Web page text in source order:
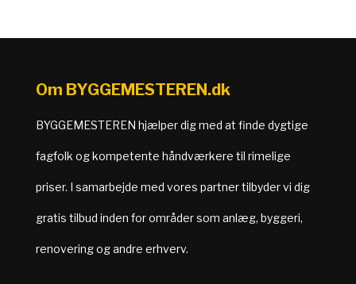
Om BYGGEMESTEREN.dk
BYGGEMESTEREN hjælper dig med at finde dygtige
fagfolk og kompetente håndværkere til rimelige
priser. I samarbejde med vores partner tilbyder vi dig
gratis tilbud inden for områder som anlæg, byggeri,
renovering og andre erhverv.